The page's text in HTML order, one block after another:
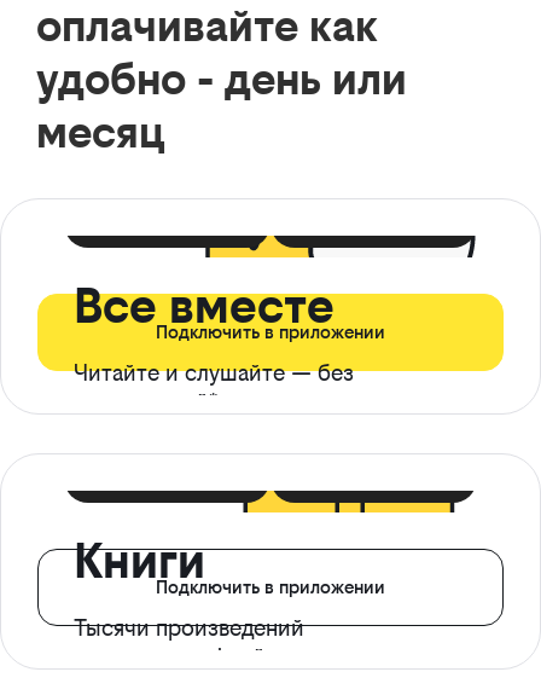
оплачивайте как
удобно - день или
месяц
Все вместе
Читайте и слушайте — без
ограничений*
Подключить в приложении
Книги
Тысячи произведений
с доступом офлайн
Подключить в приложении